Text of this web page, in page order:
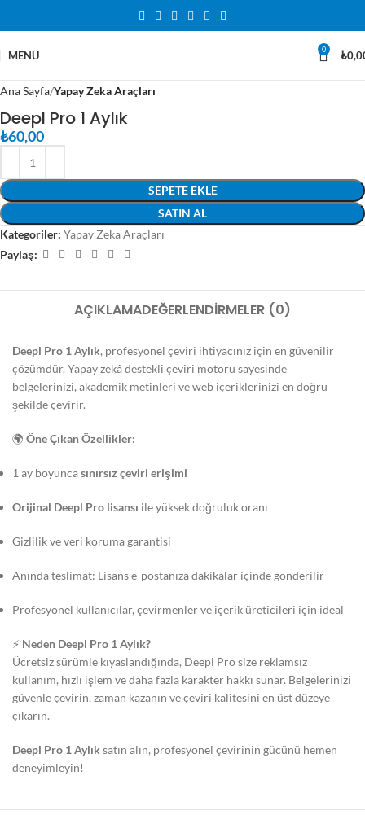
MENÜ 0 ₺
Ana Sayfa Yapay Zeka Araçları
Deepl Pro 1 Aylık
₺60,00
SEPETE EKLE
SATIN AL
Kategoriler: Yapay Zeka Araçları
Paylaş:
AÇIKLAMADEĞERLENDIRMELER (0)
Deepl Pro 1 Aylık, profesyonel çeviri ihtiyacınız için en güvenilir
çözümdür. Yapay zekâ destekli çeviri motoru sayesinde
belgelerinizi, akademik metinleri ve web içeriklerinizi en doğru
şekilde çevirir.
🌍 Öne Çıkan Özellikler:
1 ay boyuncasınırsız çeviri erişimi
Orijinal Deepl Pro lisansı ile yüksek doğruluk oranı
Gizlilik ve veri koruma garantisi
Anında teslimat: Lisans e-postanıza dakikalar içinde gönderilir
Profesyonel kullanıcılar, çevirmenler ve içerik üreticileri için ideal
⚡ Neden Deepl Pro 1 Aylık?
Ücretsiz sürümle kıyaslandığında, Deepl Pro size reklamsız
kullanım, hızlı işlem ve daha fazla karakter hakkı sunar. Belgelerinizi
güvenle çevirin, zaman kazanın ve çeviri kalitesini en üst düzeye
çıkarın.
Deepl Pro 1 Aylık satın alın, profesyonel çevirinin gücünü hemen
deneyimleyin!